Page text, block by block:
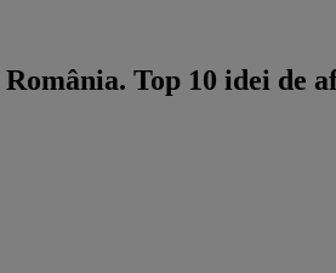
Top 10 idei de